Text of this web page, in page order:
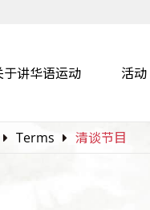
于讲华语运动 活动
Terms 清谈节目